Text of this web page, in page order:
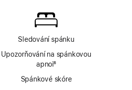
Sledování spánku
Upozorňování na spánkovou
apnoi
Poznámka
6
Spánkové skóre